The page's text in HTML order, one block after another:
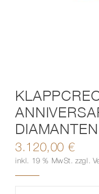
DIAMANTEN
3.120,00 €
inkl. 19 % MwSt. zzgl.